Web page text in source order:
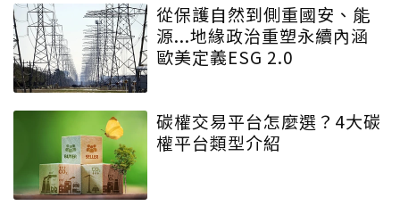
從保護自然到側重國安、能
源...地緣政治重塑永續內涵
歐美定義ESG 2.0
碳權交易平台怎麼選？4大碳
權平台類型介紹